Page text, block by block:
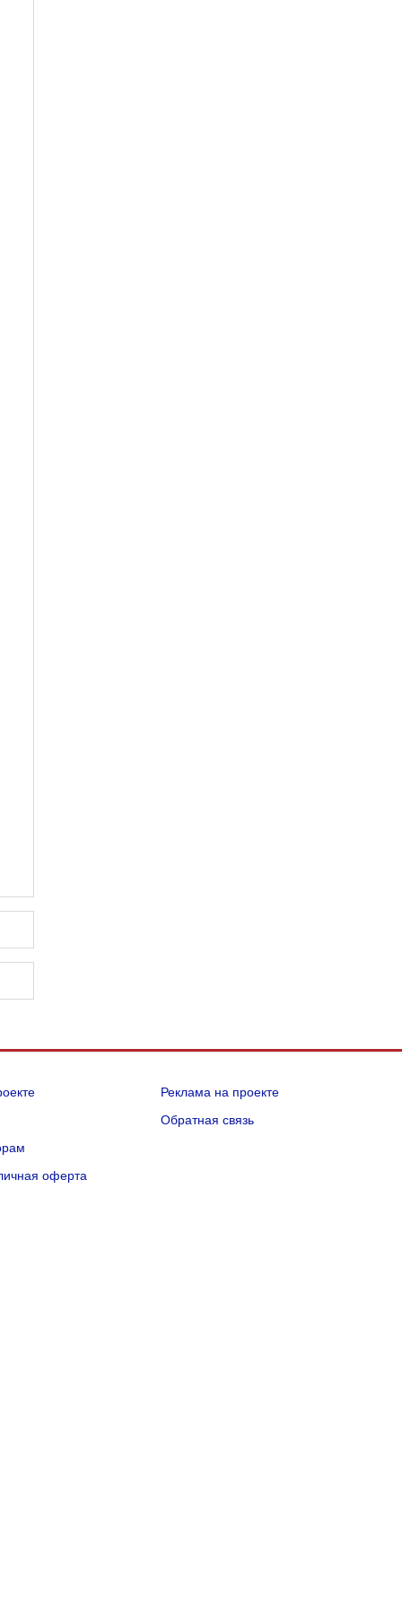
оферта
Реклама на проекте
Обратная связь